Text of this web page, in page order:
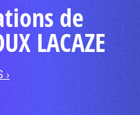
de
LACAZE
›